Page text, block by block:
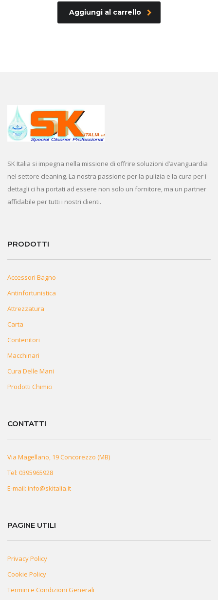
Aggiungi al carrello
SK Italia si impegna nella missione di offrire soluzioni d’avanguardia
nel settore cleaning. La nostra passione per la pulizia e la cura per i
dettagli ci ha portati ad essere non solo un fornitore, ma un partner
affidabile per tutti i nostri clienti.
PRODOTTI
Accessori Bagno
Antinfortunistica
Attrezzatura
Carta
Contenitori
Macchinari
Cura Delle Mani
Prodotti Chimici
CONTATTI
Via Magellano, 19 Concorezzo (MB)
Tel: 0395965928
E-mail: info@skitalia.it
PAGINE UTILI
Privacy Policy
Cookie Policy
Termini e Condizioni Generali